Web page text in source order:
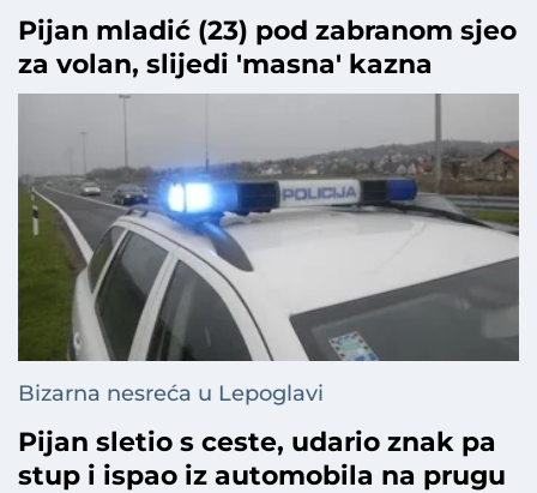
Pijan mladić (23) pod zabranom sjeo
za volan, slijedi 'masna' kazna
Bizarna nesreća u Lepoglavi
Pijan sletio s ceste, udario znak pa
stup i ispao iz automobila na prugu